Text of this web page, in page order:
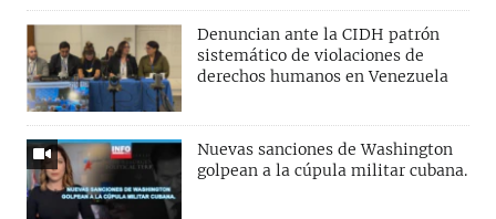
Denuncian ante la CIDH patrón
sistemático de violaciones de
derechos humanos en Venezuela
Nuevas sanciones de Washington
golpean a la cúpula militar cubana.